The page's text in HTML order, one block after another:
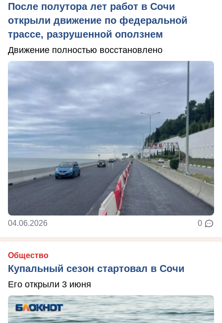
После полутора лет работ в Сочи
открыли движение по федеральной
трассе, разрушенной оползнем
Движение полностью восстановлено
04.06.2026 0
Общество
Купальный сезон стартовал в Сочи
Его открыли 3 июня